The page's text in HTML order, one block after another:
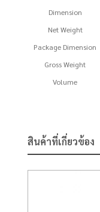
Dimension
Net Weight
Package Dimension
Gross Weight
Volume
สินค้าที่เกี่ยวข้อง